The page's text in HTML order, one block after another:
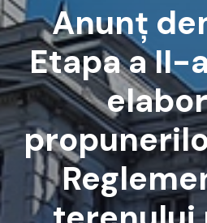
Anunț
Etapa a II-